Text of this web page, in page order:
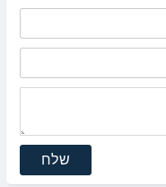
שלח